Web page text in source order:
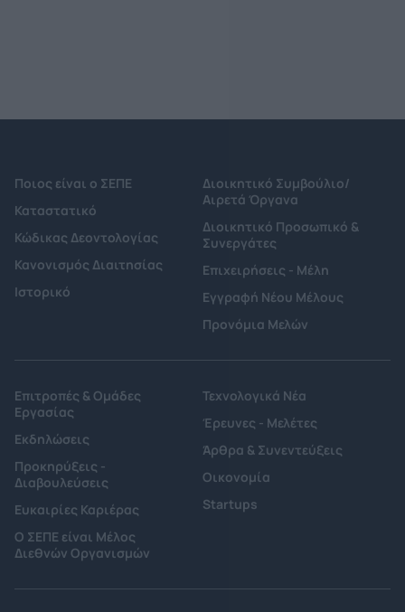
Ποιος είναι ο ΣΕΠΕ
Καταστατικό
Κώδικας Δεοντολογίας
Κανονισμός Διαιτησίας
Ιστορικό
Διοικητικό Συμβούλιο/
Αιρετά Όργανα
Διοικητικό Προσωπικό &
Συνεργάτες
Επιχειρήσεις - Μέλη
Εγγραφή Νέου Μέλους
Προνόμια Μελών
Επιτροπές & Ομάδες
Εργασίας
Εκδηλώσεις
Προκηρύξεις -
Διαβουλεύσεις
Ευκαιρίες Καριέρας
Ο ΣΕΠΕ είναι Μέλος
Διεθνών Οργανισμών
Τεχνολογικά Νέα
Έρευνες - Μελέτες
Άρθρα & Συνεντεύξεις
Οικονομία
Startups